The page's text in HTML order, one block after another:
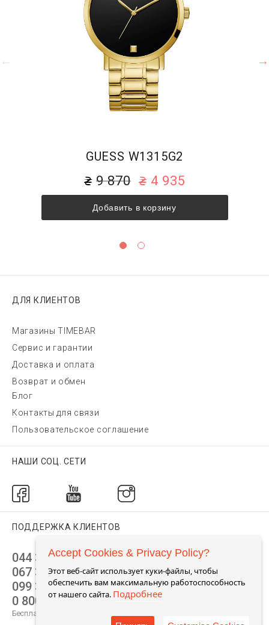
GUESS W1315G2
9 870 4 935
Добавить в корзину
ДЛЯ КЛИЕНТОВ
Магазины TIMEBAR
Сервис и гарантии
Доставка и оплата
Возврат и обмен
Блог
Контакты для связи
Пользовательское соглашение
НАШИ СОЦ. СЕТИ
ПОДДЕРЖКА КЛИЕНТОВ
044 392 44 45
067 344 14 44 (viber)
099 399 23 80
0 800 305 805
Бесплатно по Украине
Accept Cookies & Privacy Policy?
Этот веб-сайт использует куки-файлы, чтобы
обеспечить вам максимальную работоспособность
от нашего сайта. Подробнее